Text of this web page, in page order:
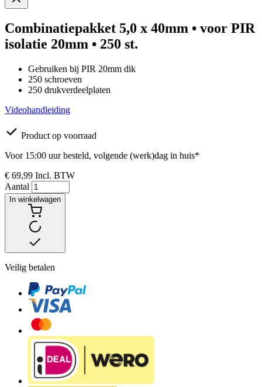
Combinatiepakket 5,0 x 40mm • voor PIR
isolatie 20mm • 250 st.
Gebruiken bij PIR 20mm dik
250 schroeven
250 drukverdeelplaten
Videohandleiding
Product op voorraad
Voor 15:00 uur besteld, volgende (werk)dag in huis*
€ 69,99 Incl. BTW
Aantal
In winkelwagen
Veilig betalen